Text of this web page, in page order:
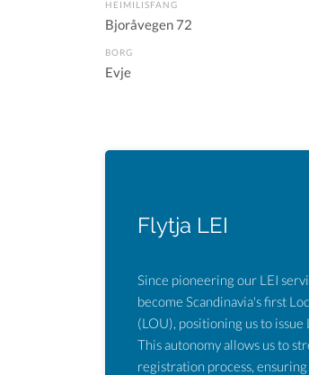
HEIMILISFANG
Bjoråvegen 72
BORG
Evje
Flytja LEI
Since pioneering our LEI
become Scandinavia's first
(LOU), positioning us to issue
This autonomy allows us to
registration process,